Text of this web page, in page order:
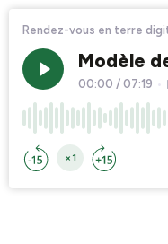
Rendez-vous en terre
Modèle
00:00 / 07:19
×1